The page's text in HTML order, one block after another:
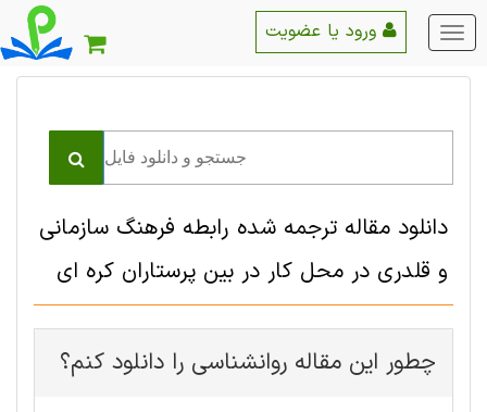
منو
اصلی
دانلود مقاله ترجمه شده رابطه فرهنگ سازمانی
و قلدری در محل کار در بین پرستاران کره ای
چطور این مقاله روانشناسی را دانلود کنم؟